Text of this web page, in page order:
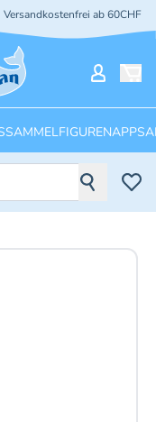
Versandkostenfrei ab 60CHF
SAMMELFIGURENAPPS